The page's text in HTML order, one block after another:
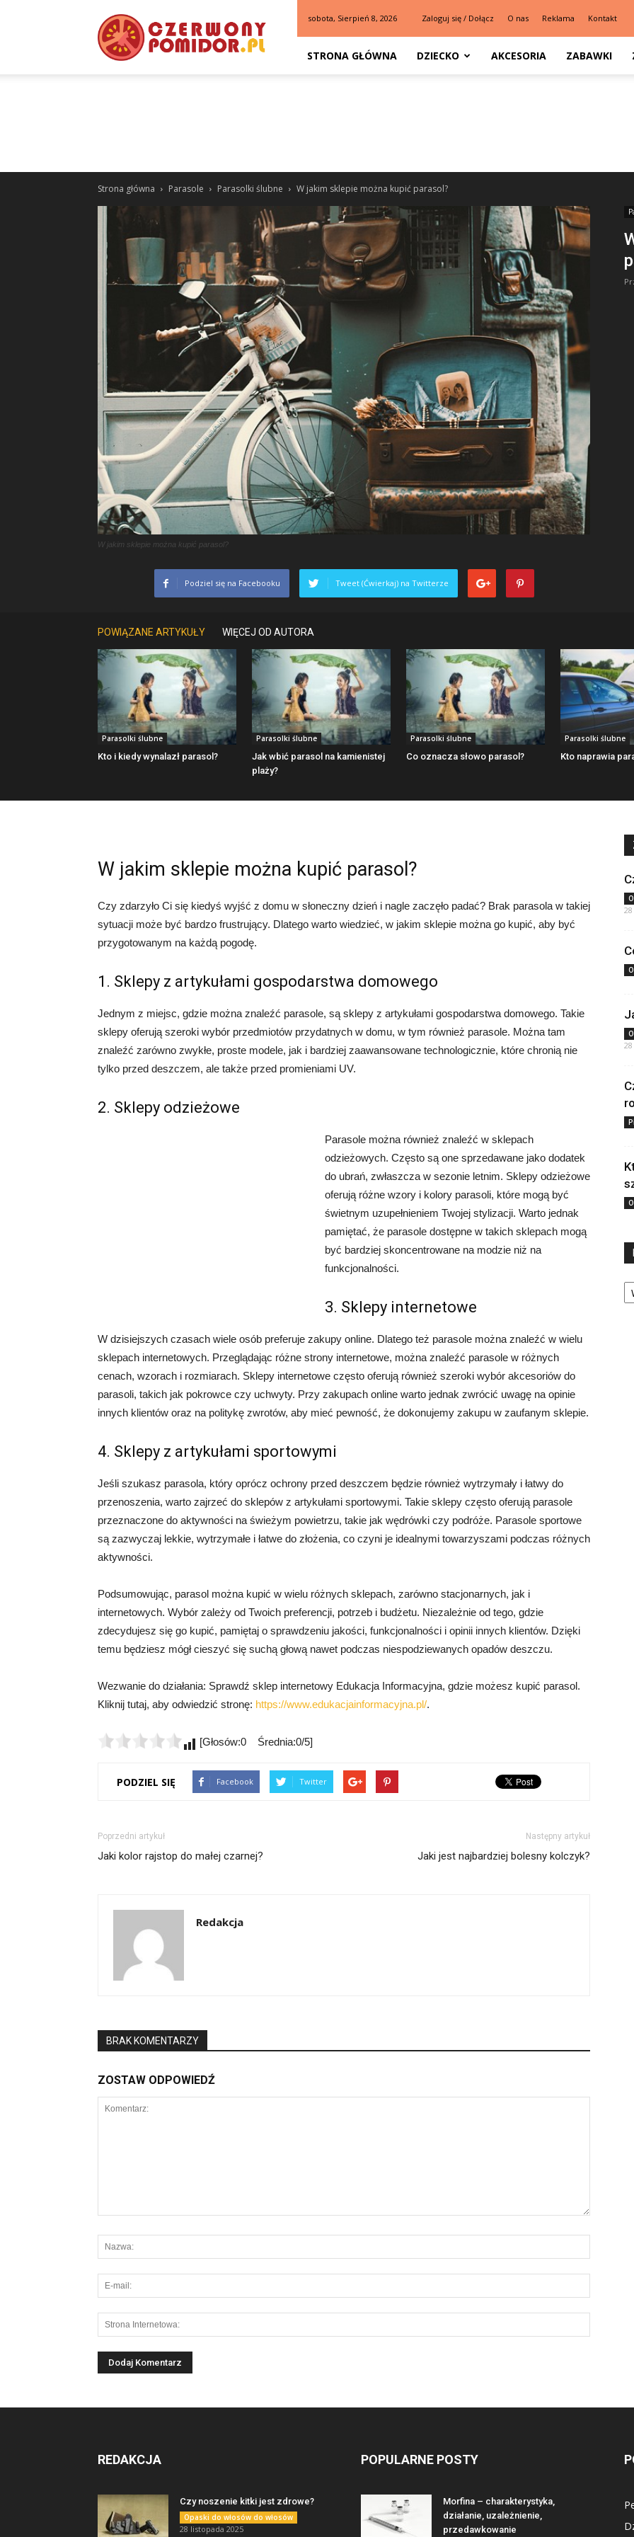
sobota, Sierpień 8, 2026 Zaloguj się / Dołącz O nas Reklama Kontakt
STRONA GŁÓWNA DZIECKO AKCESORIA ZABAWKI
Strona główna Parasole Parasolki ślubne W jakim sklepie można kupić parasol?
W jakim sklepie można kupić parasol?
Podziel się na Facebooku Tweet (Ćwierkaj) na Twitterze
POWIĄZANE ARTYKUŁY WIĘCEJ OD AUTORA
Parasolki ślubne
Kto i kiedy wynalazł parasol?
Parasolki ślubne
Jak wbić parasol na kamienistej
plaży?
Parasolki ślubne
Co oznacza słowo parasol?
Parasolki ślubne
Kto naprawia
W jakim sklepie można kupić parasol?
Czy zdarzyło Ci się kiedyś wyjść z domu w słoneczny dzień i nagle zaczęło padać? Brak parasola w takiej
sytuacji może być bardzo frustrujący. Dlatego warto wiedzieć, w jakim sklepie można go kupić, aby być
przygotowanym na każdą pogodę.
1. Sklepy z artykułami gospodarstwa domowego
Jednym z miejsc, gdzie można znaleźć parasole, są sklepy z artykułami gospodarstwa domowego. Takie
sklepy oferują szeroki wybór przedmiotów przydatnych w domu, w tym również parasole. Można tam
znaleźć zarówno zwykłe, proste modele, jak i bardziej zaawansowane technologicznie, które chronią nie
tylko przed deszczem, ale także przed promieniami UV.
2. Sklepy odzieżowe
Parasole można również znaleźć w sklepach
odzieżowych. Często są one sprzedawane jako dodatek
do ubrań, zwłaszcza w sezonie letnim. Sklepy odzieżowe
oferują różne wzory i kolory parasoli, które mogą być
świetnym uzupełnieniem Twojej stylizacji. Warto jednak
pamiętać, że parasole dostępne w takich sklepach mogą
być bardziej skoncentrowane na modzie niż na
funkcjonalności.
3. Sklepy internetowe
W dzisiejszych czasach wiele osób preferuje zakupy online. Dlatego też parasole można znaleźć w wielu
sklepach internetowych. Przeglądając różne strony internetowe, można znaleźć parasole w różnych
cenach, wzorach i rozmiarach. Sklepy internetowe często oferują również szeroki wybór akcesoriów do
parasoli, takich jak pokrowce czy uchwyty. Przy zakupach online warto jednak zwrócić uwagę na opinie
innych klientów oraz na politykę zwrotów, aby mieć pewność, że dokonujemy zakupu w zaufanym sklepie.
4. Sklepy z artykułami sportowymi
Jeśli szukasz parasola, który oprócz ochrony przed deszczem będzie również wytrzymały i łatwy do
przenoszenia, warto zajrzeć do sklepów z artykułami sportowymi. Takie sklepy często oferują parasole
przeznaczone do aktywności na świeżym powietrzu, takie jak wędrówki czy podróże. Parasole sportowe
są zazwyczaj lekkie, wytrzymałe i łatwe do złożenia, co czyni je idealnymi towarzyszami podczas różnych
aktywności.
Podsumowując, parasol można kupić w wielu różnych sklepach, zarówno stacjonarnych, jak i
internetowych. Wybór zależy od Twoich preferencji, potrzeb i budżetu. Niezależnie od tego, gdzie
zdecydujesz się go kupić, pamiętaj o sprawdzeniu jakości, funkcjonalności i opinii innych klientów. Dzięki
temu będziesz mógł cieszyć się suchą głową nawet podczas niespodziewanych opadów deszczu.
Wezwanie do działania: Sprawdź sklep internetowy Edukacja Informacyjna, gdzie możesz kupić parasol.
Kliknij tutaj, aby odwiedzić stronę: https://www.edukacjainformacyjna.pl/.
[Głosów:0 Średnia:0/5]
PODZIEL SIĘ Facebook Twitter
Poprzedni artykuł
Jaki kolor rajstop do małej czarnej?
Następny artykuł
Jaki jest najbardziej bolesny kolczyk?
Redakcja
BRAK KOMENTARZY
ZOSTAW ODPOWIEDŹ
REDAKCJA
Czy noszenie kitki jest zdrowe?
Opaski do włosów do włosów
28 listopada 2025
POPULARNE POSTY
Morfina – charakterystyka,
działanie, uzależnienie,
przedawkowanie